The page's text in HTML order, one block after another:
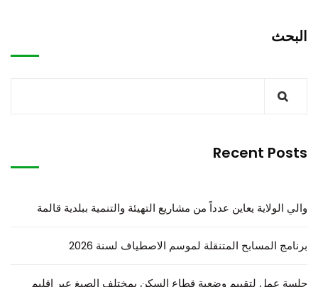
البحث
Recent Posts
والي الولاية يعاين عدداً من مشاريع التهيئة والتنمية ببلدية قالمة
برنامج المسابح المتنقلة لموسم الاصطياف لسنة 2026
جلسة عمل لتقييم وضعية قطاع السكن بمختلف الصيغ عبر إقليم